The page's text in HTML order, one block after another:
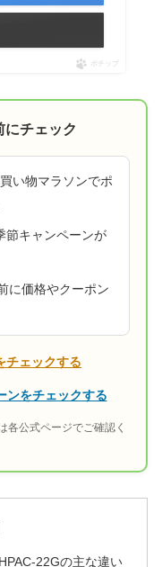
ポチップ
チェック
い物マラソンでポ
節キャンペーンが
に価格やクーポン
チェックする
をチェックする
各公式ページでご確認く
22Gの主な違い